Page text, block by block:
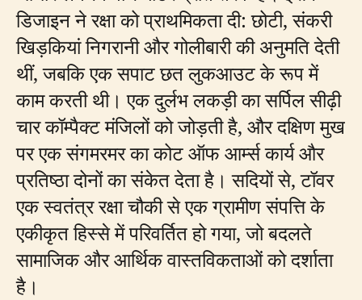
डिजाइन ने रक्षा को प्राथमिकता दी: छोटी, संकरी
खिड़कियां निगरानी और गोलीबारी की अनुमति देती
थीं, जबकि एक सपाट छत लुकआउट के रूप में
काम करती थी। एक दुर्लभ लकड़ी का सर्पिल सीढ़ी
चार कॉम्पैक्ट मंजिलों को जोड़ती है, और दक्षिण मुख
पर एक संगमरमर का कोट ऑफ आर्म्स कार्य और
प्रतिष्ठा दोनों का संकेत देता है। सदियों से, टॉवर
एक स्वतंत्र रक्षा चौकी से एक ग्रामीण संपत्ति के
एकीकृत हिस्से में परिवर्तित हो गया, जो बदलते
सामाजिक और आर्थिक वास्तविकताओं को दर्शाता
है।